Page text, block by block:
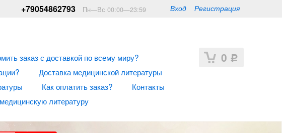
Вход Регистрация
+79054862793 Пн—Вс 00:00—23:59
0 Р
заказ с доставкой по всему миру?
Доставка медицинской литературы
Как оплатить заказ?
Контакты
литературу